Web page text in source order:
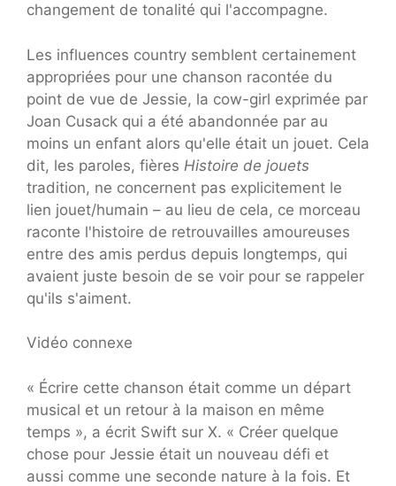
changement de tonalité qui l'accompagne.
Les influences country semblent certainement
appropriées pour une chanson racontée du
point de vue de Jessie, la cow-girl exprimée par
Joan Cusack qui a été abandonnée par au
moins un enfant alors qu'elle était un jouet. Cela
dit, les paroles, fières Histoire de jouets
tradition, ne concernent pas explicitement le
lien jouet/humain – au lieu de cela, ce morceau
raconte l'histoire de retrouvailles amoureuses
entre des amis perdus depuis longtemps, qui
avaient juste besoin de se voir pour se rappeler
qu'ils s'aiment.
Vidéo connexe
« Écrire cette chanson était comme un départ
musical et un retour à la maison en même
temps », a écrit Swift sur X. « Créer quelque
chose pour Jessie était un nouveau défi et
aussi comme une seconde nature à la fois. Et